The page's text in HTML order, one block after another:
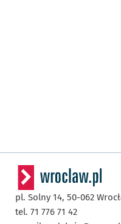
pl. Solny 14, 50-062
tel. 71 776 71 42